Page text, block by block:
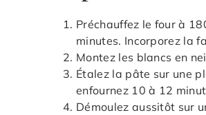
Préchauffez le four à
minutes. Incorporez la
Montez les blancs en
Étalez la pâte sur une
enfournez 10 à 12
Démoulez aussitôt sur